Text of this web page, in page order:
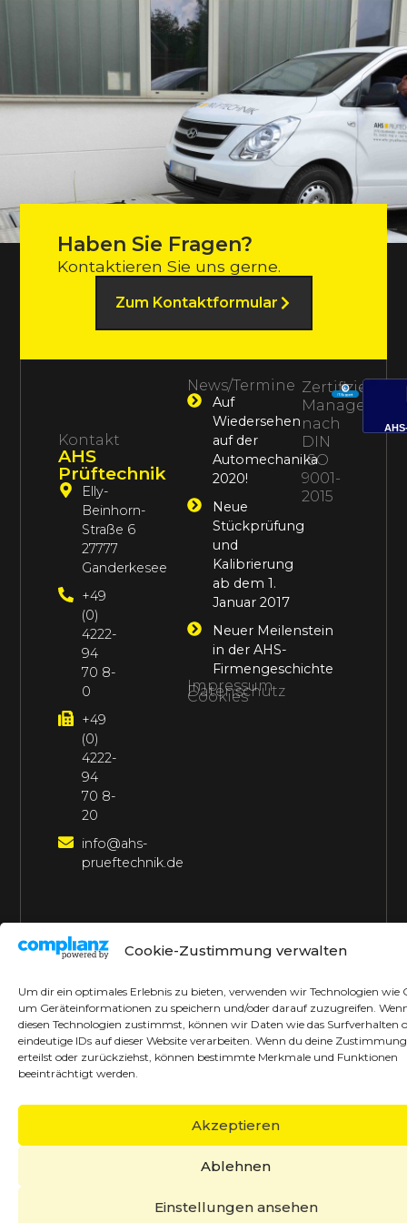
Cookie-Zustimmung verwalten
Um dir ein optimales Erlebnis zu bieten, verwenden wir Technologien wie
um Geräteinformationen zu speichern und/oder darauf zuzugreifen.
diesen Technologien zustimmst, können wir Daten wie das Surfverhalten
eindeutige IDs auf dieser Website verarbeiten. Wenn du deine
erteilst oder zurückziehst, können bestimmte Merkmale und Funktionen
beeinträchtigt werden.
Akzeptieren
Ablehnen
Einstellungen ansehen
Haben Sie Fragen?
Kontaktieren Sie uns gerne.
Zum Kontaktformular
News/Termine
Auf
Wiedersehen
auf der
Automechanika
2020!
Neue
Stückprüfung
und
Kalibrierung
ab dem 1.
Januar 2017
Neuer Meilenstein
in der AHS-
Firmengeschichte
Impressum
Datenschutz
Cookies
Kontakt
AHS
Prüftechnik
Elly-
Beinhorn-
Straße 6
27777
Ganderkesee
+49
(0)
4222-
94
70 8-
0
+49
(0)
4222-
94
70 8-
20
info@ahs-
prueftechnik.de
Zertifiziertes
nach
DIN
ISO
9001-
2015
©2026 AHS PrüftechnikAlle Rechte vorbehalten